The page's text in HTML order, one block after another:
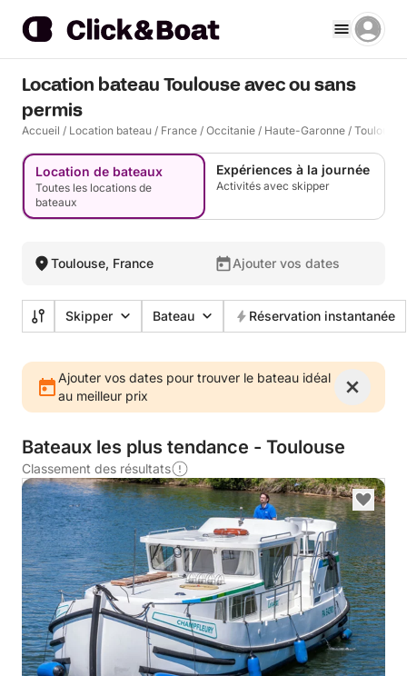
Location bateau Toulouse avec ou sans
permis
Accueil / Location bateau / France / Occitanie / Haute-Garonne / Toulouse
Location de bateaux
Toutes les locations de
bateaux
Expériences à la journée
Activités avec skipper
Toulouse, France Ajouter vos dates
Skipper Bateau Réservation instantanée
Ajouter vos dates pour trouver le bateau idéal
au meilleur prix
Bateaux les plus tendance - Toulouse
Classement des résultats